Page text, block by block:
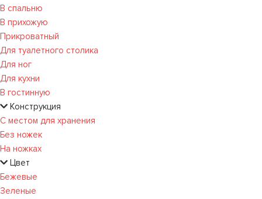
В спальню
В прихожую
Прикроватный
Для туалетного столика
Для ног
Для кухни
В гостинную
Конструкция
С местом для хранения
Без ножек
На ножках
Цвет
Бежевые
Зеленые